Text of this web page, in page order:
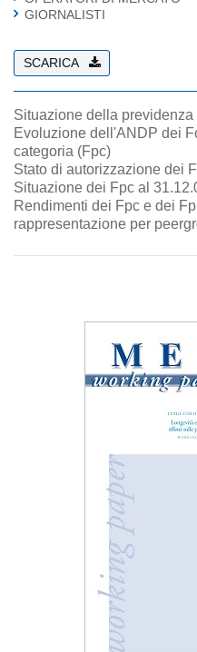
GIORNALISTI
SCARICA
Situazione della
Evoluzione dell'ANDP dei
categoria (Fpc)
Stato di autorizzazione dei
Situazione dei Fpc al
Rendimenti dei Fpc e dei
rappresentazione per